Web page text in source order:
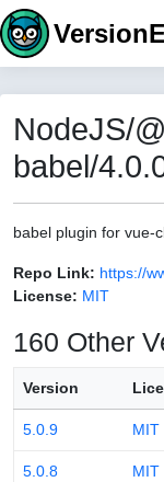
NodeJS/
babel/
babel plugin for vue-
Repo Link: https://
License: MIT
160 Other
Version
5.0.9 MIT
5.0.8 MIT